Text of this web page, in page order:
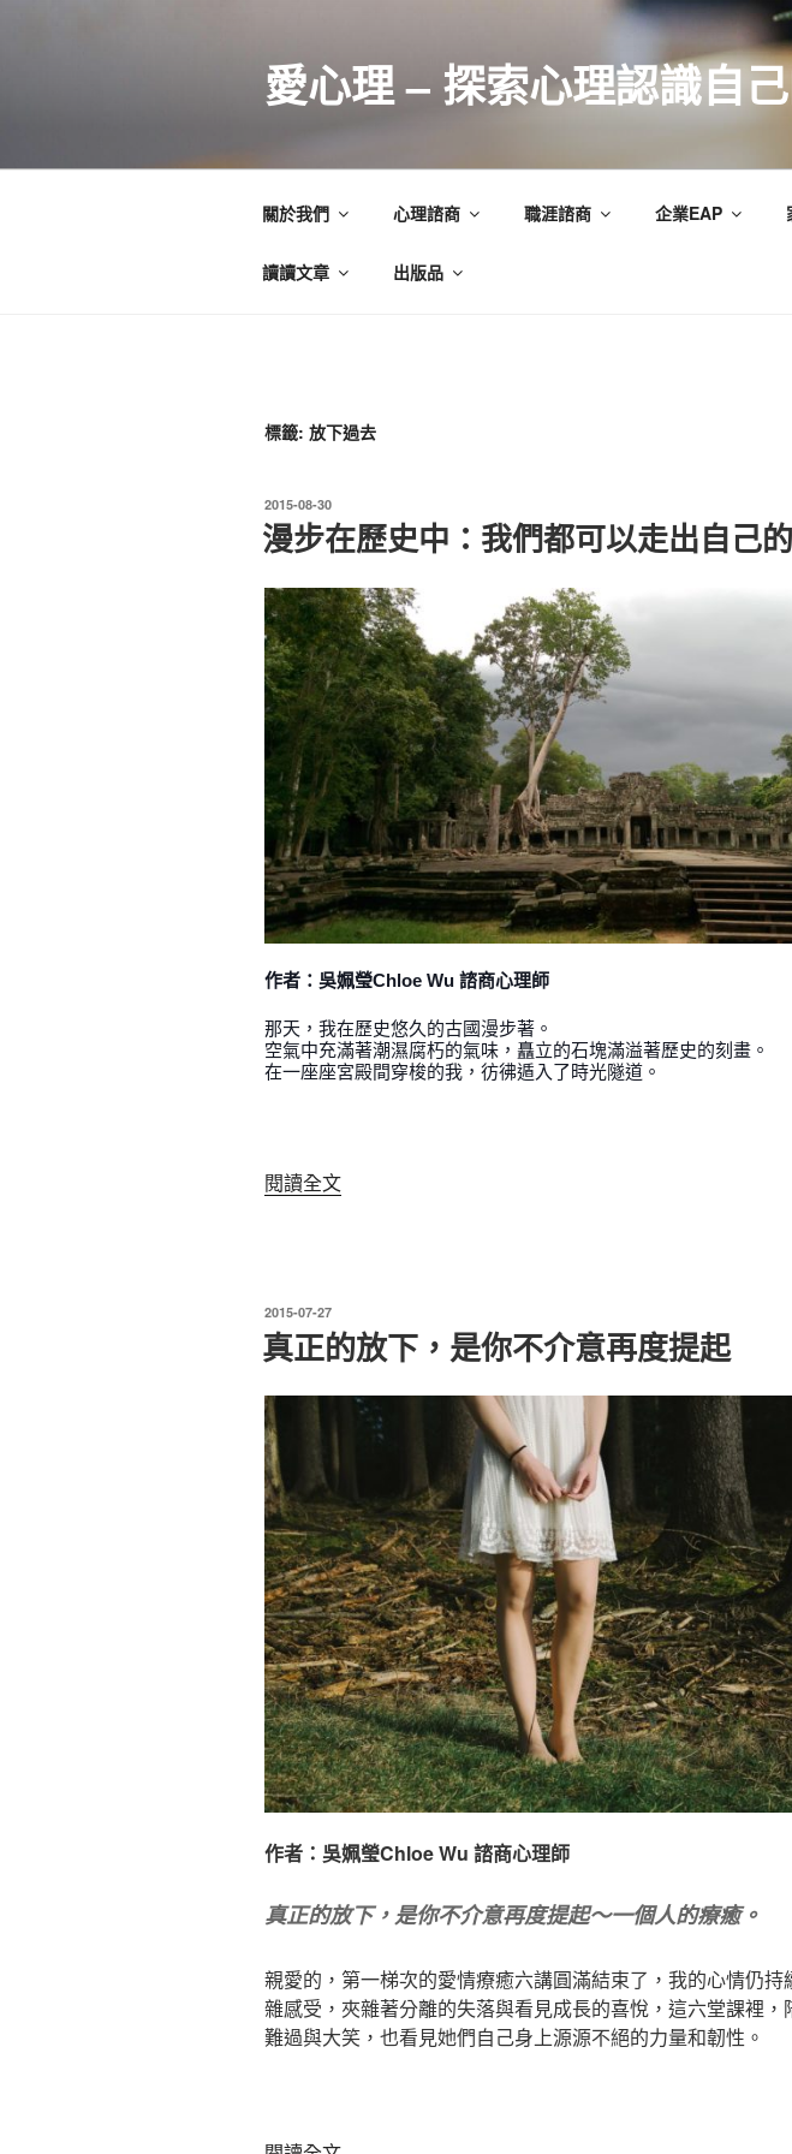
愛心理 – 探索心理認識自
關於我們 心理諮商 職涯諮商 企業EAP
讀讀文章 出版品
標籤: 放下過去
發
佈
於
2015-08-30
漫步在歷史中：我們都可以走出自己
作者：吳姵瑩Chloe Wu 諮商心理師
那天，我在歷史悠久的古國漫步著。
空氣中充滿著潮濕腐朽的氣味，矗立的石塊滿溢著歷史的刻畫。
在一座座宮殿間穿梭的我，彷彿遁入了時光隧道。
閱讀全文〈漫
中：
我
都
出
自
己
的
歷
史〉
發
於
2015-07-27
真正的放下，是你不介意再度提起
作者：吳姵瑩Chloe Wu 諮商心理師
真正的放下，是你不介意再度提起～一個人的療癒。
親愛的，第一梯次的愛情療癒六講圓滿結束了，我的心情仍持
雜感受，夾雜著分離的失落與看見成長的喜悅，這六堂課裡，
難過與大笑，也看見她們自己身上源源不絕的力量和韌性。